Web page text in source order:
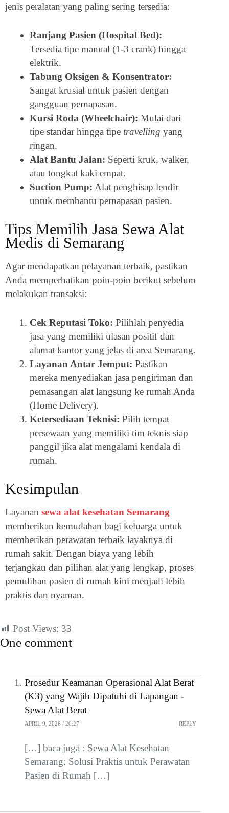
jenis peralatan yang paling sering tersedia:
Ranjang Pasien (Hospital Bed):
Tersedia tipe manual (1-3 crank) hingga
elektrik.
Tabung Oksigen & Konsentrator:
Sangat krusial untuk pasien dengan
gangguan pernapasan.
Kursi Roda (Wheelchair): Mulai dari
tipe standar hingga tipe travelling yang
ringan.
Alat Bantu Jalan: Seperti kruk, walker,
atau tongkat kaki empat.
Suction Pump: Alat penghisap lendir
untuk membantu pernapasan pasien.
Tips Memilih Jasa Sewa Alat
Medis di Semarang
Agar mendapatkan pelayanan terbaik, pastikan
Anda memperhatikan poin-poin berikut sebelum
melakukan transaksi:
Cek Reputasi Toko: Pilihlah penyedia
jasa yang memiliki ulasan positif dan
alamat kantor yang jelas di area Semarang.
Layanan Antar Jemput: Pastikan
mereka menyediakan jasa pengiriman dan
pemasangan alat langsung ke rumah Anda
(Home Delivery).
Ketersediaan Teknisi: Pilih tempat
persewaan yang memiliki tim teknis siap
panggil jika alat mengalami kendala di
rumah.
Kesimpulan
Layanan sewa alat kesehatan Semarang
memberikan kemudahan bagi keluarga untuk
memberikan perawatan terbaik layaknya di
rumah sakit. Dengan biaya yang lebih
terjangkau dan pilihan alat yang lengkap, proses
pemulihan pasien di rumah kini menjadi lebih
praktis dan nyaman.
Post Views: 33
One comment
Prosedur Keamanan Operasional Alat Berat
(K3) yang Wajib Dipatuhi di Lapangan -
Sewa Alat Berat
APRIL 9, 2026 / 20:27 REPLY
[…] baca juga : Sewa Alat Kesehatan
Semarang: Solusi Praktis untuk Perawatan
Pasien di Rumah […]